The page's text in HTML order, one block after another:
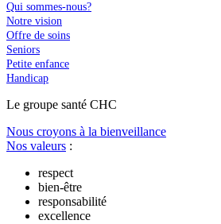
Qui sommes-nous?
Notre vision
Offre de soins
Seniors
Petite enfance
Handicap
Le groupe santé CHC
Nous croyons à la bienveillance
Nos valeurs :
respect
bien-être
responsabilité
excellence